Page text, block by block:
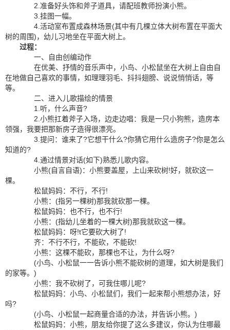
2.准备好头饰和斧子道具，请配班教师扮演小熊。
3.挂图一幅。
4.活动室布置成森林场景(其中有几棵立体大树布置在平面大
树的周围)，幼儿习地坐在平面大树上。
过程：
一、自由创编动作
在优美、抒情的音乐声中，小鸟、小松鼠坐在大树上自由自
在地做自己喜欢的事情，如理理羽毛、抖抖翅膀、说说悄悄话，等
等。
二、进入儿歌描绘的情景
1.听，什么声音?
2.小熊扛着斧子入场，边走边唱：我是一只小狗熊，造房本
领强，我要把那新房子造得很漂亮。
3.提问：谁来了?它想干什么?你猜它用什么造房子?你是怎么
知道的?
4.通过情景对话(如下)熟悉儿歌内容。
小熊(自言自语)：小熊要盖屋，上山来砍树!好，就砍这一
棵。
松鼠妈妈：不行，不行!
小熊：(指另一棵树)那我就砍那一棵。
松鼠妈妈：也不行，也不行!
小熊：(指幼儿坐着的一棵大树)那我就砍这一棵。
松鼠妈妈：呀!t它要砍大树了!
齐：不行不行，不能砍，不能砍!
小熊：这棵不能砍，那棵也不让，为什么呀?
(小鸟、小松鼠一一告诉小熊不能砍树的道理，如大树是我们
的家等。)
小熊：我不砍树了，可我住哪儿呢?
松鼠妈妈：小鸟、小松鼠们，我们一起来帮小熊想办法，好
吗?
(小鸟、小松鼠一起商量合适的办法，并告诉小熊。)
松鼠妈妈：小熊，朋友给你提了这么多建议，你认为住哪最